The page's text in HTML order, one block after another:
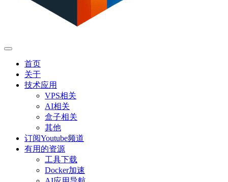
首页
关于
技术应用
VPS相关
AI相关
盒子相关
其他
订阅Youtube频道
有用的资源
工具下载
Docker加速